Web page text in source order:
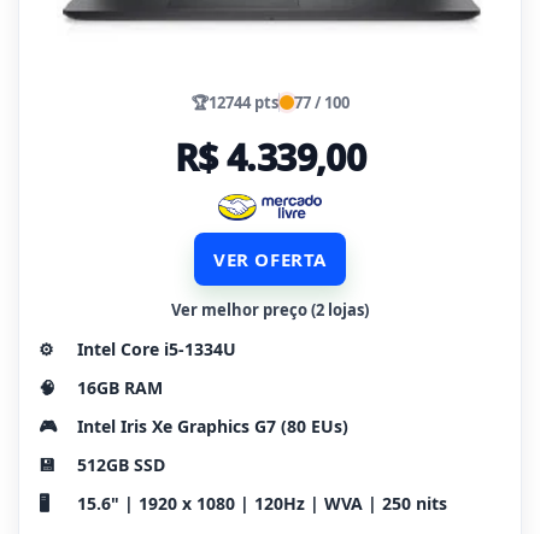
🏆12744 pts 77 / 100
R$ 4.339,00
VER OFERTA
Ver melhor preço (2 lojas)
⚙️
Intel Core i5-1334U
🧠
16GB RAM
🎮
Intel Iris Xe Graphics G7 (80 EUs)
💾
512GB SSD
🖥️
15.6" | 1920 x 1080 | 120Hz | WVA | 250 nits